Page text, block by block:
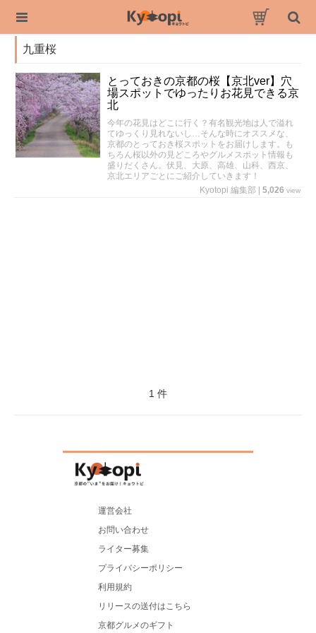
九重桜
とっておきの京都の桜【京北ver】穴
場スポットでゆったりお花見できる京
北
今年の花見はどこに行く？有名観光地は人で溢れ
てゆっくり見れないし…そんな時にオススメな、
京都のとっておき桜スポットをお届けします。も
ちろん桜以外の見どころやグルメスポット情報も
盛りだくさん。伏見、大原、高雄、山科、西京、
京北エリアごとにご紹介していきます！
Kyotopi 編集部
5,026 view
1 件
運営会社
お問い合わせ
ライター募集
プライバシーポリシー
利用規約
リリースの送付はこちら
京都グルメのギフト